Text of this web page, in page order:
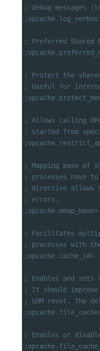
; debug messages
; Preferred Shared
; Protect the
; Useful for
; Allows calling
; started from
; Mapping base of
; processes have to
; directive allows
; errors.
;opcache.mmap_base=
; Facilitates
; processes with
;opcache.cache_id=
; Enables and
; It should improve
; SHM reset. The
; Enables or